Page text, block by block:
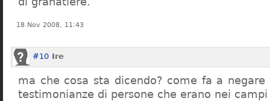
18 Nov 2008, 11:43
#10 Ire
ma che cosa sta dicendo? come fa a
testimonianze di persone che erano nei campi